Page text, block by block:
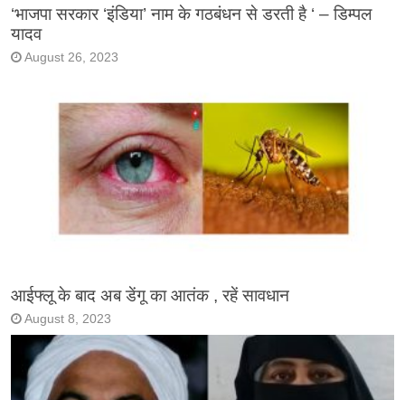
‘भाजपा सरकार ‘इंडिया’ नाम के गठबंधन से डरती है ‘ – डिम्पल
यादव
August 26, 2023
आईफ्लू के बाद अब डेंगू का आतंक , रहें सावधान
August 8, 2023